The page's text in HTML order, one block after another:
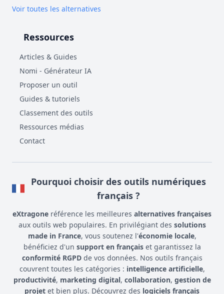
Voir toutes les alternatives
Ressources
Articles & Guides
Nomi - Générateur IA
Proposer un outil
Guides & tutoriels
Classement des outils
Ressources médias
Contact
Pourquoi choisir des outils numériques
français ?
eXtragone référence les meilleures alternatives françaises
aux outils web populaires. En privilégiant des solutions
made in France, vous soutenez l'économie locale,
bénéficiez d'un support en françaiset garantissez la
conformité RGPDde vos données. Nos outils français
couvrent toutes les catégories : intelligence artificielle,
productivité, marketing digital, collaboration, gestion de
projet et bien plus. Découvrez des logiciels français